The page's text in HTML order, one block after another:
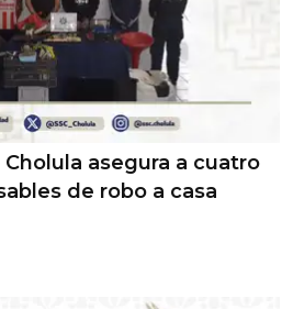
Cholula asegura a cuatro
de robo a casa